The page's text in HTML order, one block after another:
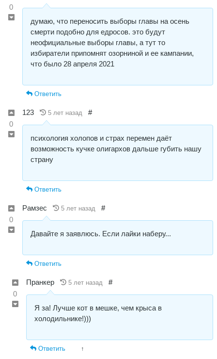
0
думаю, что переносить выборы главы на осень
смерти подобно для едросов. это будут
неофициальные выборы главы, а тут то
избиратели припомнят озорниной и ее кампании,
что было 28 апреля 2021
Ответить
0
123 5 лет назад #
психология холопов и страх перемен даёт
возможность кучке олигархов дальше губить нашу
страну
Ответить
0
Рамзес 5 лет назад #
Давайте я заявлюсь. Если лайки наберу...
Ответить
0
Пранкер 5 лет назад #
Я за! Лучше кот в мешке, чем крыса в
холодильнике!)))
Ответить ↑